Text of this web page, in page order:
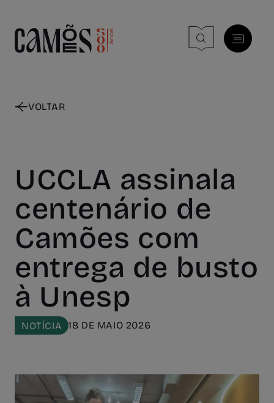
VOLTAR
UCCLA assinala
centenário de
Camões com
entrega de busto
à Unesp
NOTÍCIA 18 DE MAIO 2026